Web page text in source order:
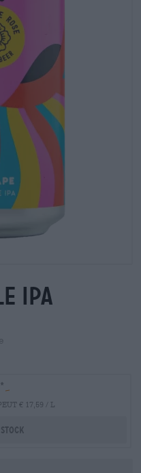
ipa
€ 17,59 / L
stock